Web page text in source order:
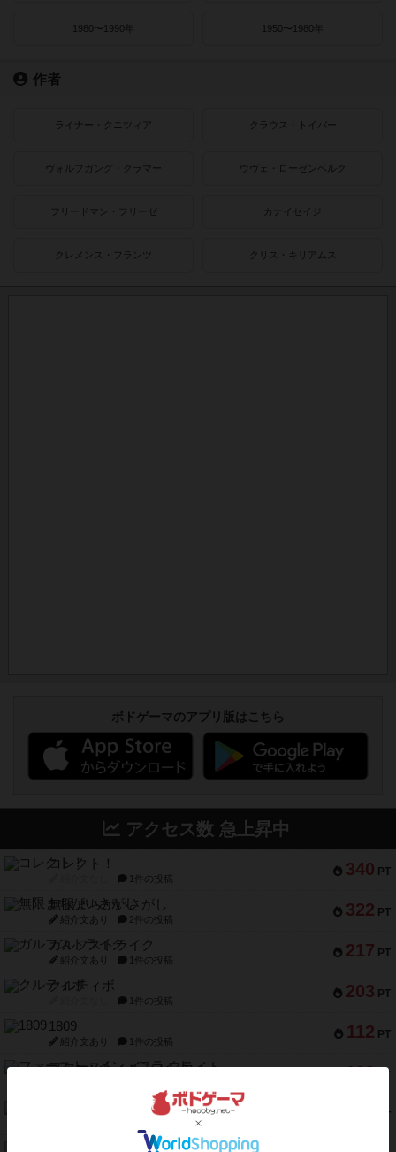
1980〜1990年 1950〜1980年
作者
ライナー・クニツィア クラウス・トイバー
ヴォルフガング・クラマー ウヴェ・ローゼンベルク
フリードマン・フリーゼ カナイセイジ
クレメンス・フランツ クリス・キリアムス
ボドゲーマのアプリ版はこちら
アクセス数 急上昇中
340 PT
コレクト！
1件の投稿
322 PT
無限まちがいさがし
紹介文あり 2件の投稿
217 PT
ガルフストライク
紹介文あり 1件の投稿
203 PT
クルティボ
1件の投稿
112 PT
1809
紹介文あり 1件の投稿
108 PT
ファースト・イン・フライト
PT
モズビ－ズ・レイダ－ズ
テンプテーション